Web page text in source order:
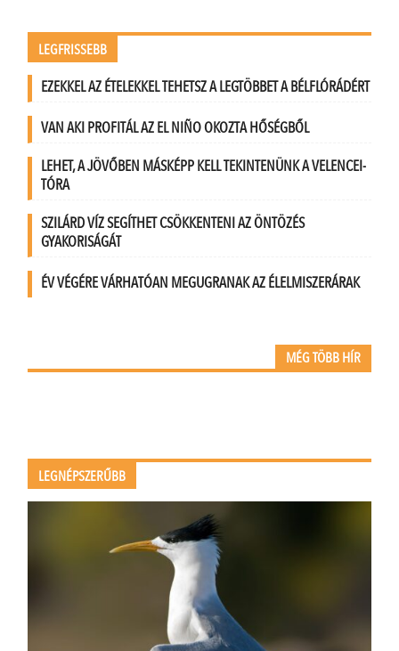
LEGFRISSEBB
EZEKKEL AZ ÉTELEKKEL TEHETSZ A LEGTÖBBET A BÉLFLÓRÁDÉRT
VAN AKI PROFITÁL AZ EL NIÑO OKOZTA HŐSÉGBŐL
LEHET, A JÖVŐBEN MÁSKÉPP KELL TEKINTENÜNK A VELENCEI-
TÓRA
SZILÁRD VÍZ SEGÍTHET CSÖKKENTENI AZ ÖNTÖZÉS
GYAKORISÁGÁT
ÉV VÉGÉRE VÁRHATÓAN MEGUGRANAK AZ ÉLELMISZERÁRAK
MÉG TÖBB HÍR
LEGNÉPSZERŰBB